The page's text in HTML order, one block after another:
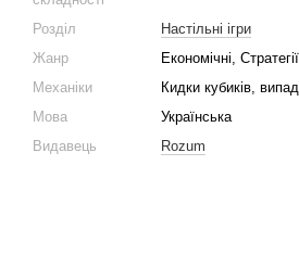
Розділ
Настільні ігри
Жанр
Економічні, Стратегії
Механіки
Кидки кубиків,
Мова
Українська
Видавець
Rozum